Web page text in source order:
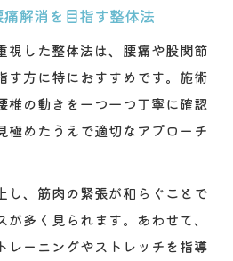
解消を目指す整体法
視した整体法は、腰痛や股関節
す方に特におすすめです。施術
椎の動きを一つ一つ丁寧に確認
極めたうえで適切なアプローチ
し、筋肉の緊張が和らぐことで
多く見られます。あわせて、
レーニングやストレッチを指導